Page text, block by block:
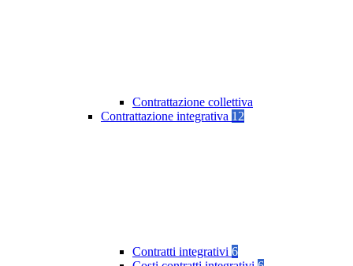
Contrattazione collettiva
Contrattazione integrativa 12
Contratti integrativi 6